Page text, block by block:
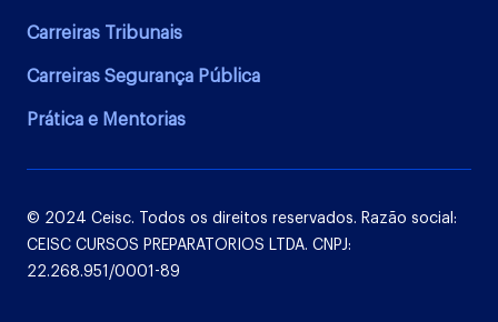
Carreiras Tribunais
Carreiras Segurança Pública
Prática e Mentorias
© 2024 Ceisc. Todos os direitos reservados. Razão social:
CEISC CURSOS PREPARATORIOS LTDA. CNPJ:
22.268.951/0001-89